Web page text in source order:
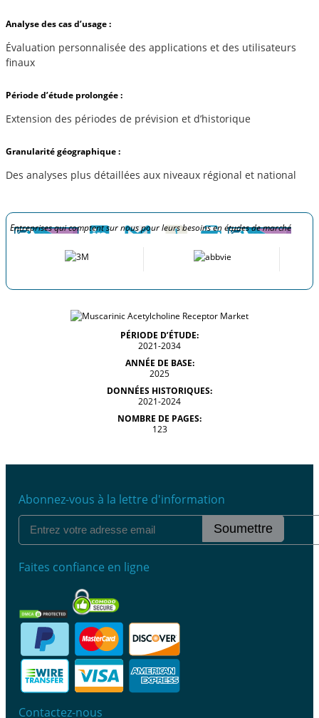
Analyse des cas d’usage :
Évaluation personnalisée des applications et des utilisateurs
finaux
Période d’étude prolongée :
Extension des périodes de prévision et d’historique
Granularité géographique :
Des analyses plus détaillées aux niveaux régional et national
Entreprises qui comptent sur nous pour leurs besoins en études de marché
PÉRIODE D’ÉTUDE:
2021-2034
ANNÉE DE BASE:
2025
DONNÉES HISTORIQUES:
2021-2024
NOMBRE DE PAGES:
123
Abonnez-vous à la lettre d'information
Soumettre
Faites confiance en ligne
Contactez-nous